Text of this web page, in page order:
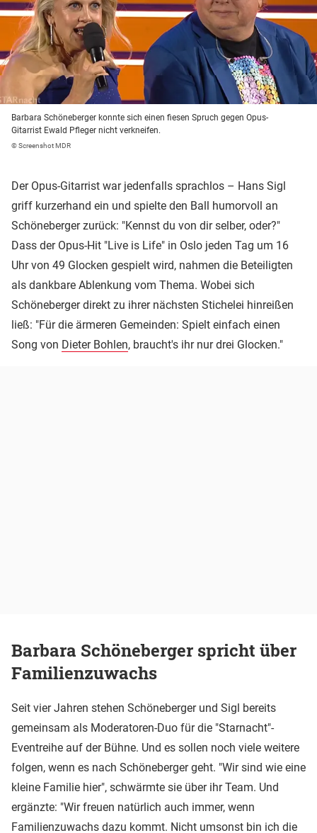
Barbara Schöneberger konnte sich einen fiesen Spruch gegen Opus-
Gitarrist Ewald Pfleger nicht verkneifen.
© Screenshot MDR
Der Opus-Gitarrist war jedenfalls sprachlos – Hans Sigl
griff kurzerhand ein und spielte den Ball humorvoll an
Schöneberger zurück: "Kennst du von dir selber, oder?"
Dass der Opus-Hit "Live is Life" in Oslo jeden Tag um 16
Uhr von 49 Glocken gespielt wird, nahmen die Beteiligten
als dankbare Ablenkung vom Thema. Wobei sich
Schöneberger direkt zu ihrer nächsten Stichelei hinreißen
ließ: "Für die ärmeren Gemeinden: Spielt einfach einen
Song von Dieter Bohlen, braucht's ihr nur drei Glocken."
Barbara Schöneberger spricht über
Familienzuwachs
Seit vier Jahren stehen Schöneberger und Sigl bereits
gemeinsam als Moderatoren-Duo für die "Starnacht"-
Eventreihe auf der Bühne. Und es sollen noch viele weitere
folgen, wenn es nach Schöneberger geht. "Wir sind wie eine
kleine Familie hier", schwärmte sie über ihr Team. Und
ergänzte: "Wir freuen natürlich auch immer, wenn
Familienzuwachs dazu kommt. Nicht umsonst bin ich die